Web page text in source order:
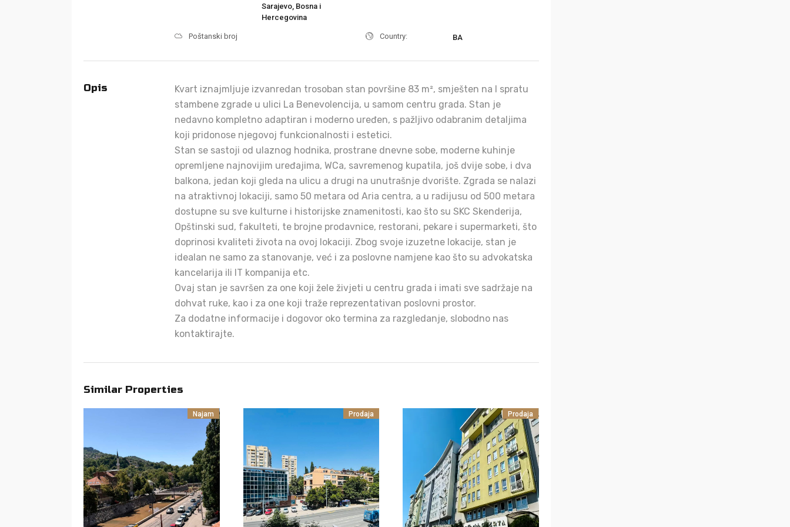
Sarajevo, Bosna i
Hercegovina
Poštanski broj Country: BA
Opis
Kvart iznajmljuje izvanredan trosoban stan površine 83 m², smješten na I spratu
stambene zgrade u ulici La Benevolencija, u samom centru grada. Stan je
nedavno kompletno adaptiran i moderno uređen, s pažljivo odabranim detaljima
koji pridonose njegovoj funkcionalnosti i estetici.
Stan se sastoji od ulaznog hodnika, prostrane dnevne sobe, moderne kuhinje
opremljene najnovijim uređajima, WCa, savremenog kupatila, još dvije sobe, i dva
balkona, jedan koji gleda na ulicu a drugi na unutrašnje dvorište. Zgrada se nalazi
na atraktivnoj lokaciji, samo 50 metara od Aria centra, a u radijusu od 500 metara
dostupne su sve kulturne i historijske znamenitosti, kao što su SKC Skenderija,
Opštinski sud, fakulteti, te brojne prodavnice, restorani, pekare i supermarketi, što
doprinosi kvaliteti života na ovoj lokaciji. Zbog svoje izuzetne lokacije, stan je
idealan ne samo za stanovanje, već i za poslovne namjene kao što su advokatska
kancelarija ili IT kompanija etc.
Ovaj stan je savršen za one koji žele živjeti u centru grada i imati sve sadržaje na
dohvat ruke, kao i za one koji traže reprezentativan poslovni prostor.
Za dodatne informacije i dogovor oko termina za razgledanje, slobodno nas
kontaktirajte.
Similar Properties
Najam Prodaja Prodaja